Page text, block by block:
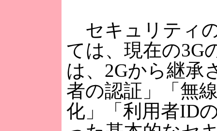
セキュリティ
ては、現在の3G
は、2Gから継承
者の認証」「無
化」「利用者ID